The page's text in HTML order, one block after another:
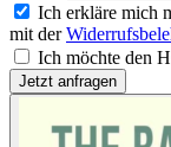
Ich erkläre mich
mit der
Ich möchte den